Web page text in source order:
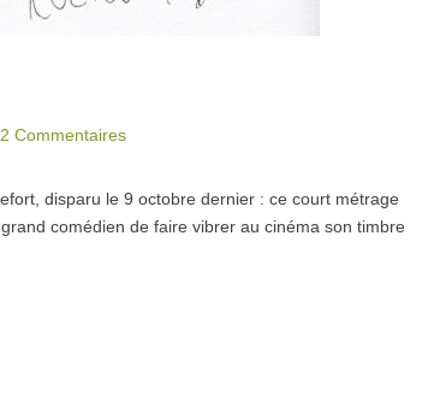
2 Commentaires
disparu le 9 octobre dernier : ce court métrage
comédien de faire vibrer au cinéma son timbre